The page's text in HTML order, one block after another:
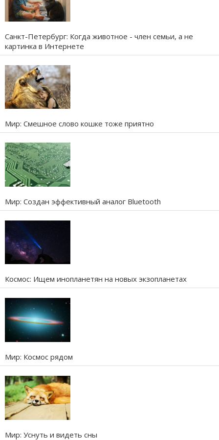
Санкт-Петербург: Когда животное - член семьи, а не
картинка в Интернете
Мир: Смешное слово кошке тоже приятно
Мир: Создан эффективный аналог Bluetooth
Космос: Ищем инопланетян на новых экзопланетах
Мир: Космос рядом
Мир: Уснуть и видеть сны